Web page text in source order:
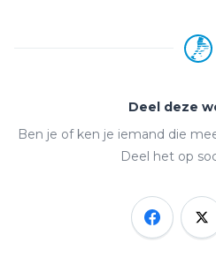
Deel deze
Ben je of ken je iemand die
Deel het op